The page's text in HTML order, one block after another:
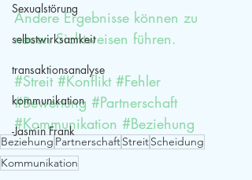
Sexualstörung
selbstwirksamkeit
transaktionsanalyse
kommunikation
-Jasmin Frank
Andere Ergebnisse können zu
neuen Sichtweisen führen.
#Streit #Konflikt #Fehler
#Bewertung #Partnerschaft
#Kommunikation #Beziehung
Beziehung PartnerschaftStreitScheidung
Kommunikation